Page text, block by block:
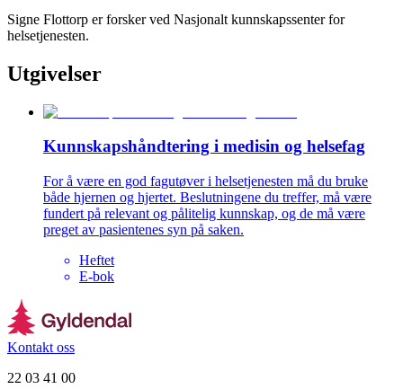
Signe Flottorp er forsker ved Nasjonalt kunnskapssenter for
helsetjenesten.
Utgivelser
Kunnskapshåndtering i medisin og helsefag
For å være en god fagutøver i helsetjenesten må du bruke
både hjernen og hjertet. Beslutningene du treffer, må være
fundert på relevant og pålitelig kunnskap, og de må være
preget av pasientenes syn på saken.
Heftet
E-bok
Kontakt oss
22 03 41 00